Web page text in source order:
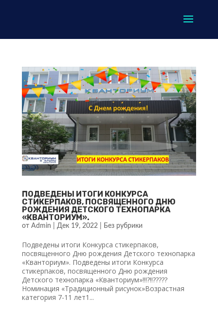
ПОДВЕДЕНЫ ИТОГИ КОНКУРСА
СТИКЕРПАКОВ, ПОСВЯЩЕННОГО ДНЮ
РОЖДЕНИЯ ДЕТСКОГО ТЕХНОПАРКА
«КВАНТОРИУМ».
от Admin Дек 19, 2022| Без рубрики
Подведены итоги Конкурса стикерпаков,
посвященного Дню рождения Детского технопарка
«Кванториум». Подведены итоги Конкурса
стикерпаков, посвященного Дню рождения
Детского технопарка «Кванториум»!!!?‼?????
Номинация «Традиционный рисунок»Возрастная
категория 7-11 лет1...